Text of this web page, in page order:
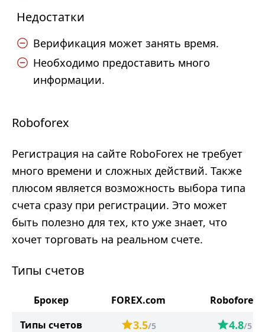
Недостатки
Верификация может занять время.
Необходимо предоставить много
информации.
Roboforex
Регистрация на сайте RoboForex не требует
много времени и сложных действий. Также
плюсом является возможность выбора типа
счета сразу при регистрации. Это может
быть полезно для тех, кто уже знает, что
хочет торговать на реальном счете.
Типы счетов
Брокер FOREX.com
Roboforex
Типы счетов
3.5/5 4.8/5